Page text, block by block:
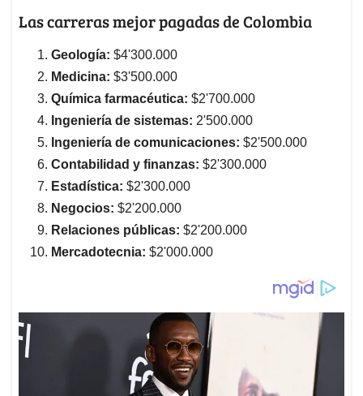
Las carreras mejor pagadas de Colombia
Geología: $4'300.000
Medicina: $3'500.000
Química farmacéutica: $2'700.000
Ingeniería de sistemas: 2'500.000
Ingeniería de comunicaciones: $2'500.000
Contabilidad y finanzas: $2'300.000
Estadística: $2'300.000
Negocios: $2'200.000
Relaciones públicas: $2'200.000
Mercadotecnia: $2'000.000